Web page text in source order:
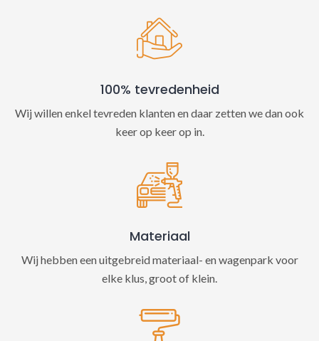
100% tevredenheid
Wij willen enkel tevreden klanten en daar zetten we dan ook
keer op keer op in.
Materiaal
Wij hebben een uitgebreid materiaal- en wagenpark voor
elke klus, groot of klein.